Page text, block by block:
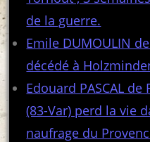
de la guerre.
Emile DUMOULIN
décédé à
Edouard PASCAL de
(83-Var) perd la vie
naufrage du